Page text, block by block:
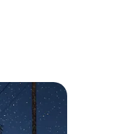
на гостите“